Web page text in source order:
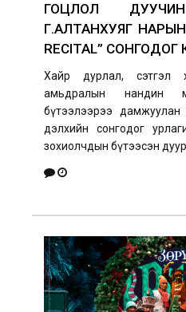
ГОЦЛОЛ
Г.АЛТАНХУЯГ
RECITAL”
Хайр дурлал, сэтгэл
амьдралын нандин
бүтээлээрээ дамжуулан
дэлхийн сонгодог
зохиолчдын бүтээсэн